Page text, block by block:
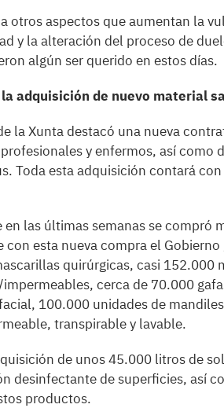
otros aspectos que aumentan la
y la alteración del proceso de
algún ser querido en estos días.
adquisición de nuevo material
la Xunta destacó una nueva
y enfermos, así como
Toda esta adquisición contará
en las últimas semanas se compró
con esta nueva compra el
quirúrgicas, casi 152.000
cerca de 70.000
100.000 unidades de
transpirable y lavable.
de unos 45.000 litros de
desinfectante de superficies, así
productos.